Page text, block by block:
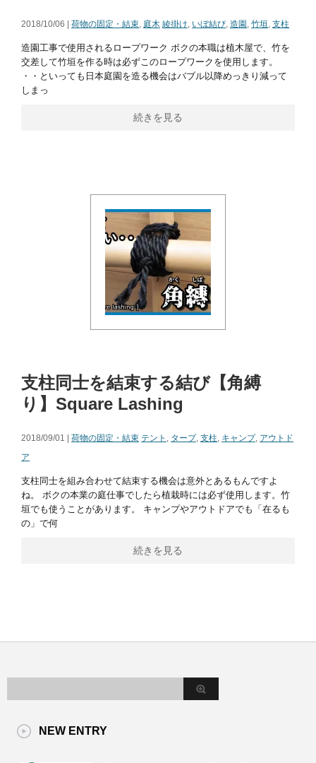
2018/10/06 | 荷物の固定・結束, 庭木 綾掛け, いぼ結び, 造園 , 竹垣, 支柱
造園工事で使用されるロープワーク ボクの本職は植木屋で、竹を
交差して竹垣を作る時は必ずこのロープワークを使用します。
・・といっても日本庭園を造る機会はバブル以降めっきり減って
しまっ
続きを見る
支柱同士を結束する結び【角縛
り】Square Lashing
2018/09/01 | 荷物の固定・結束 テント , タープ, 支柱, キャンプ, アウトド
ア
支柱同士を組み合わせて結束する機会は意外とあるもんですよ
ね。 ボクの本業の庭仕事でしたら植栽時には必ず使用します。竹
垣でも使うことがあります。 キャンプやアウトドアでも「在るも
の」で何
続きを見る
NEW ENTRY